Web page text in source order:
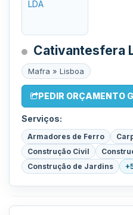
Cativantesfera
Mafra » Lisboa
PEDIR ORÇAMENTO
Serviços:
Armadores de Ferro
Construção Civil
Construção de Jardins